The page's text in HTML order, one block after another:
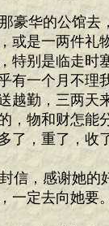
华的公馆去
或是一两件礼
特别是临走时
有一个月不理
越勤，三两天
，物和财怎能
了，重了，收
，感谢她的
一定去向她要